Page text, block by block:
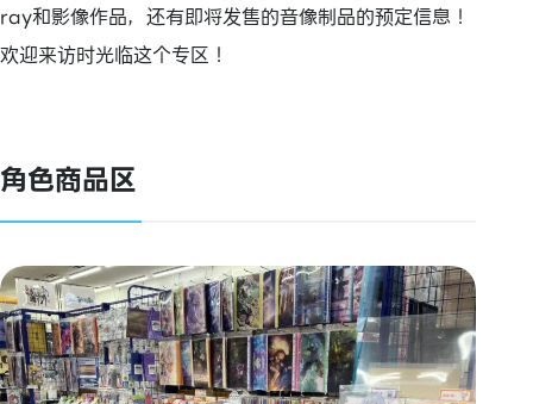
ray和影像作品，还有即将发售的音像制品的预定信息！
欢迎来访时光临这个专区！
角色商品区